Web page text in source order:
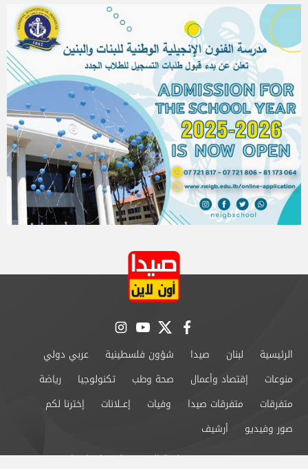
facebook
twitter
youtube
instagram
الرئيسية لبنان صيدا شؤون فلسطينية
عربي دولي
منوعات
إقتصاد وأعمال صحة وطب تكنولوجيا
رياضة
متفرقات
متفرقات صيدا وفيات إعــلانات
إخترنا لكم
صور وفيديو
أرشيف
من نحن
سياسة الخصوصية اتصل بنا